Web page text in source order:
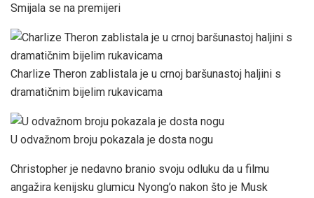
Smijala se na premijeri
Charlize Theron zablistala je u crnoj baršunastoj haljini s
dramatičnim bijelim rukavicama
U odvažnom broju pokazala je dosta nogu
Christopher je nedavno branio svoju odluku da u filmu
angažira kenijsku glumicu Nyong’o nakon što je Musk